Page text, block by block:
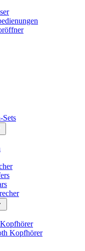
Sets
Kopfhörer